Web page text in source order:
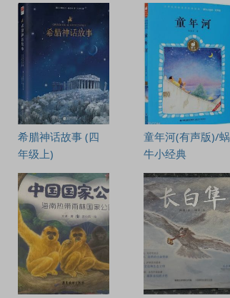
希腊神话故事 (四
年级上)
童年河(有声版)/蜗
牛小经典